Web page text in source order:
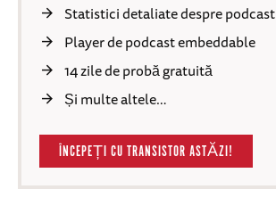
Statistici detaliate despre podcast
Player de podcast embeddable
14 zile de probă gratuită
Și multe altele…
ÎNCEPEȚI CU TRANSISTOR ASTĂZI!